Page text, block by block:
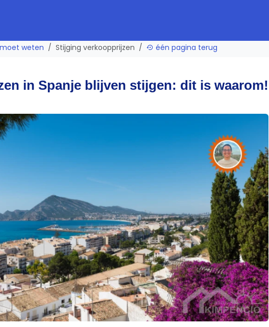
weten Stijging verkoopprijzen één pagina terug
in Spanje blijven stijgen: dit is waarom!